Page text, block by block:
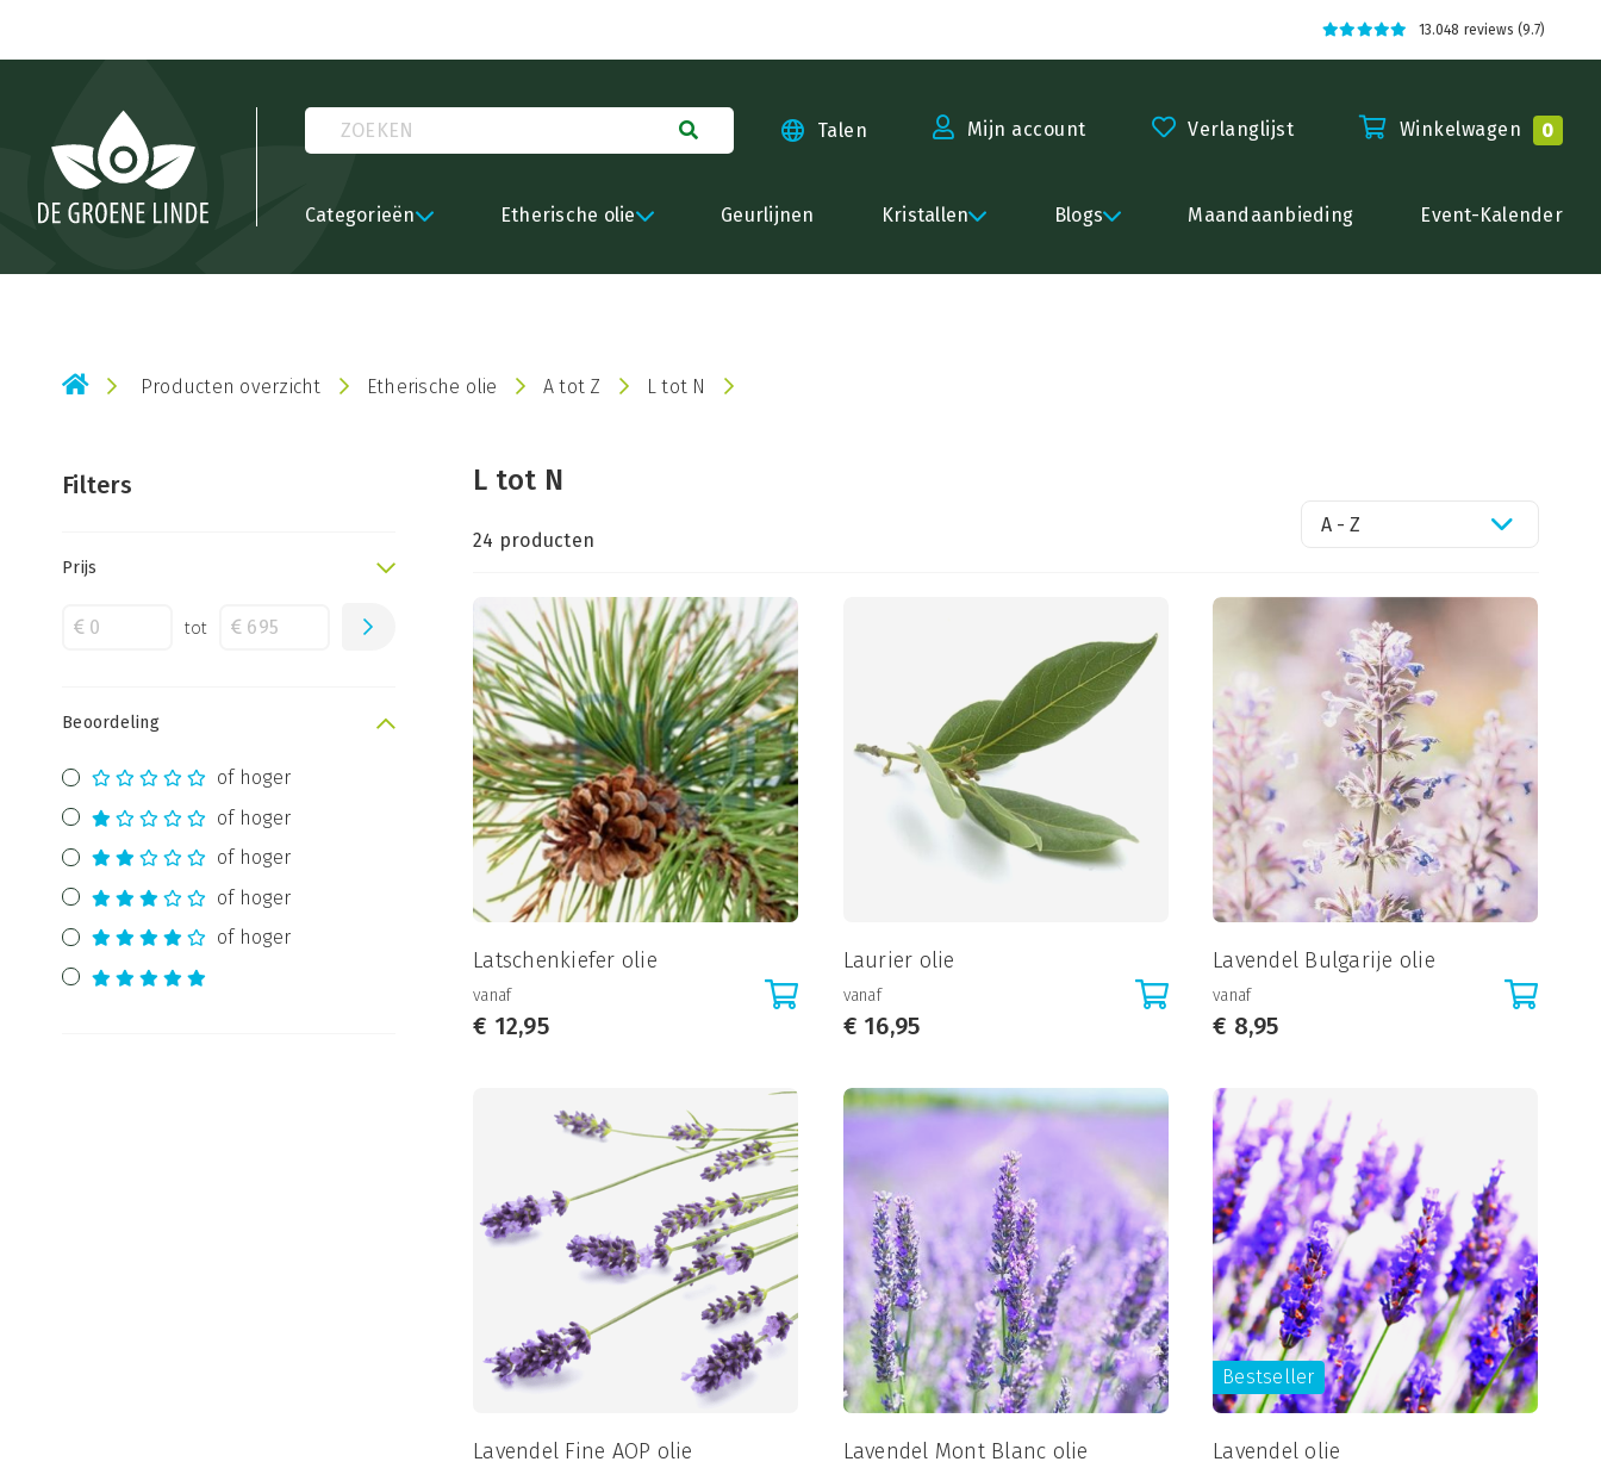
13.048 reviews (9.7)
Talen Mijn account Verlanglijst Winkelwagen 0
Categorieën Etherische olie Geurlijnen Kristallen Blogs Maandaanbieding Event-Kalender
Producten overzicht Etherische olie A tot Z L tot N
Filters
Prijs
tot
Beoordeling
of hoger
of hoger
of hoger
of hoger
of hoger
L tot N
24 producten
A - Z
Latschenkiefer olie
vanaf
€ 12,95
Laurier olie
vanaf
€ 16,95
Lavendel Bulgarije olie
vanaf
€ 8,95
Lavendel Fine AOP olie Lavendel Mont Blanc olie
Bestseller
Lavendel olie